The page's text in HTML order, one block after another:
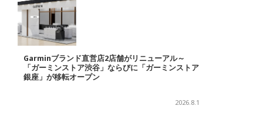
Garminブランド直営店2店舗がリニューアル～
「ガーミンストア渋谷」ならびに「ガーミンストア
銀座」が移転オープン
2026.8.1